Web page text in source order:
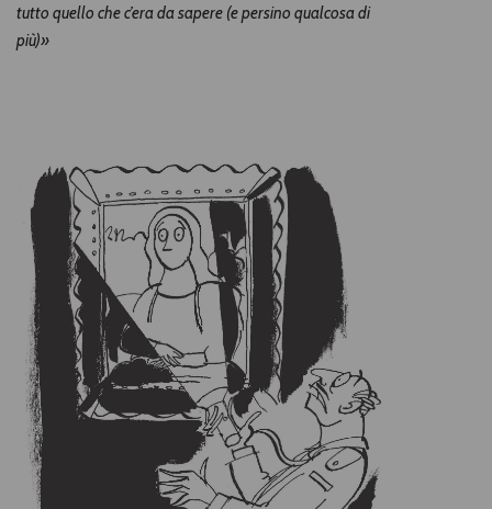
tutto quello che c’era da sapere (e persino qualcosa di
più)»